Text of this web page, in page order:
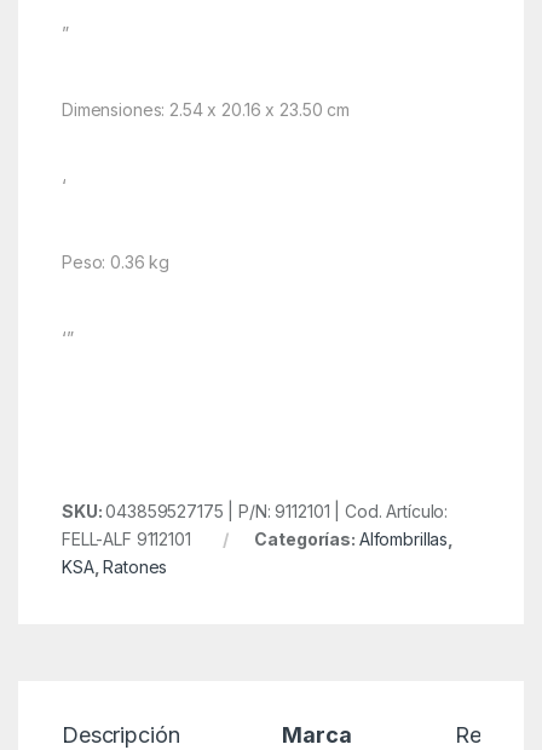
”
Dimensiones: 2.54 x 20.16 x 23.50 cm
‘
Peso: 0.36 kg
‘”
SKU:043859527175 | P/N: 9112101 | Cod. Artículo:
FELL-ALF 9112101
Categorías: Alfombrillas
KSA,Ratones
Descripción Marca Reseñas